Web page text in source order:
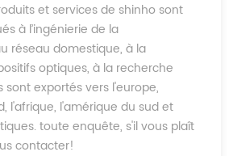
et services de shinho sont
à l’ingénierie de la
réseau domestique, à la
optiques, à la recherche
sont exportés vers l'europe,
l'afrique, l'amérique du sud et
toute enquête, s'il vous plaît
contacter!